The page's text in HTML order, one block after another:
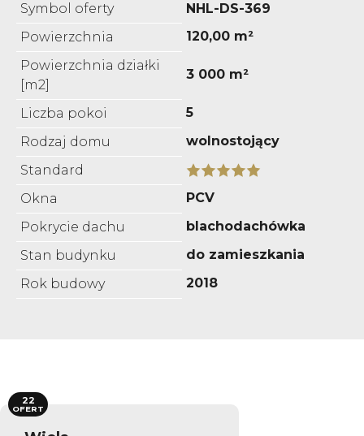
Symbol oferty
NHL-DS-369
Powierzchnia
120,00 m²
Powierzchnia działki
[m2]
3 000 m²
Liczba pokoi
5
Rodzaj domu
wolnostojący
Standard
Okna
PCV
Pokrycie dachu
blachodachówka
Stan budynku
do zamieszkania
Rok budowy
2018
22
OFERT